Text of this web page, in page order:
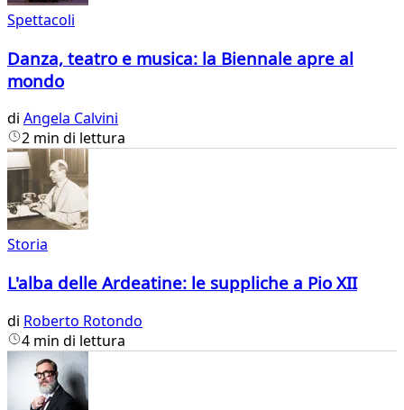
Spettacoli
Danza, teatro e musica: la Biennale apre al
mondo
di Angela Calvini
2 min di lettura
Storia
L'alba delle Ardeatine: le suppliche a Pio XII
di Roberto Rotondo
4 min di lettura